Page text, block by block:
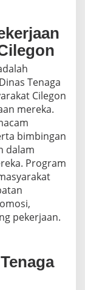
Tenaga
Cilegon
mereka.
bimbingan
dalam
Program
pekerjaan.